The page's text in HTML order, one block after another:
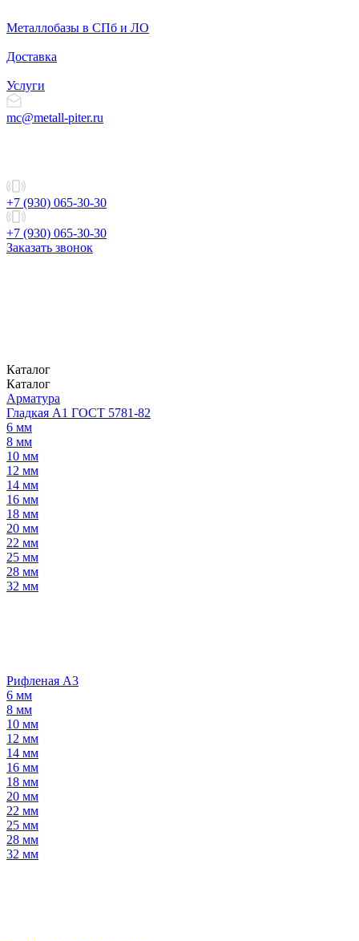
Металлобазы в СПб и ЛО
Доставка
Услуги
mc@metall-piter.ru
+7 (930) 065-30-30
+7 (930) 065-30-30
Заказать звонок
Каталог
Каталог
Арматура
Гладкая А1 ГОСТ 5781-82
6 мм
8 мм
10 мм
12 мм
14 мм
16 мм
18 мм
20 мм
22 мм
25 мм
28 мм
32 мм
Рифленая А3
6 мм
8 мм
10 мм
12 мм
14 мм
16 мм
18 мм
20 мм
22 мм
25 мм
28 мм
32 мм